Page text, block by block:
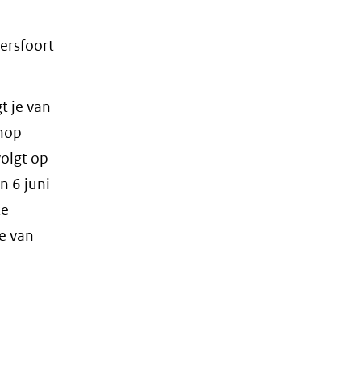
je van
op
6 juni
van